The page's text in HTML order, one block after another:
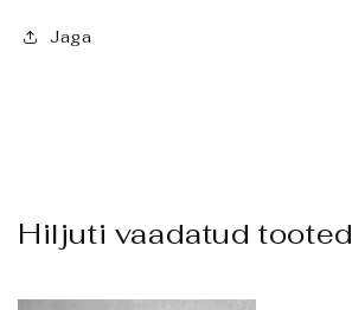
Jaga
Hiljuti vaadatud tooted